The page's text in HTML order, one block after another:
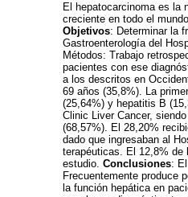
El hepatocarcinoma es la
creciente en todo el
Objetivos: Determinar la
Gastroenterología del
Métodos: Trabajo
pacientes con ese
a los descritos en
69 años (35,8%). La
(25,64%) y hepatitis B
Clinic Liver Cancer,
(68,57%). El 28,20%
dado que ingresaban al
terapéuticas. El 12,8% de
estudio. Conclusiones:
Frecuentemente produce
la función hepática en